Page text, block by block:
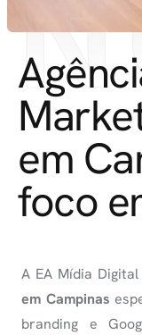
em
foco
A EA Mídia
em Campinas
branding e